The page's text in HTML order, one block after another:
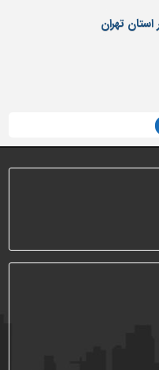
تهران